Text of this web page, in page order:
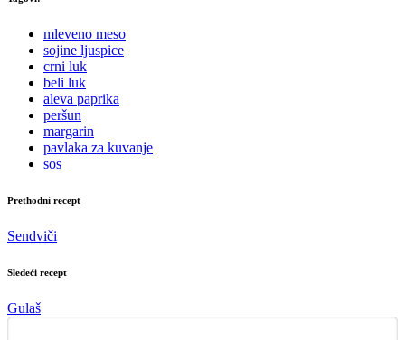
mleveno meso
sojine ljuspice
crni luk
beli luk
aleva paprika
peršun
margarin
pavlaka za kuvanje
sos
Prethodni recept
Sendviči
Sledeći recept
Gulaš